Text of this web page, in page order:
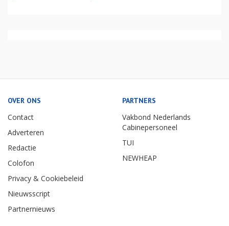
OVER ONS
Contact
Adverteren
Redactie
Colofon
Privacy & Cookiebeleid
Nieuwsscript
Partnernieuws
PARTNERS
Vakbond Nederlands
Cabinepersoneel
TUI
NEWHEAP